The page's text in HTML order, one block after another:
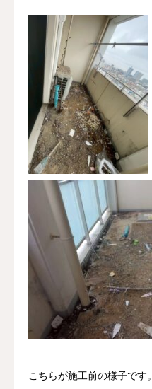
こちらが施工前の様子です。